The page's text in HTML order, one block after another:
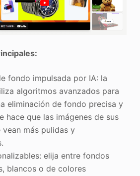
fondo impulsada por IA: la
algoritmos avanzados para
eliminación de fondo precisa y
hace que las imágenes de sus
más pulidas y
elija entre fondos
blancos o de colores